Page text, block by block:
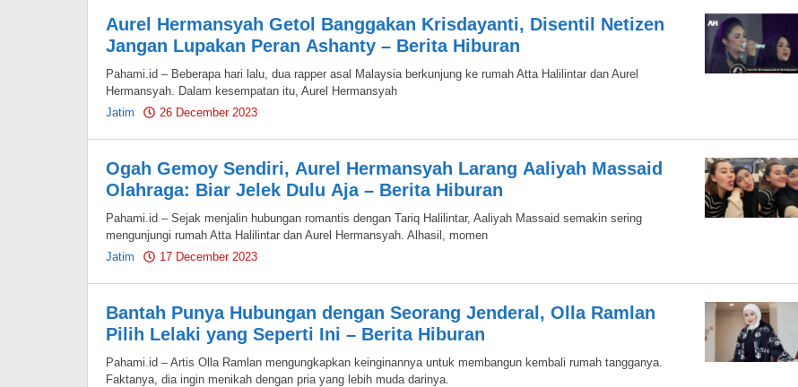
Aurel Hermansyah Getol Banggakan Krisdayanti, Disentil Netizen
Jangan Lupakan Peran Ashanty – Berita Hiburan
Pahami.id – Beberapa hari lalu, dua rapper asal Malaysia berkunjung ke rumah Atta Halilintar dan Aurel
Hermansyah. Dalam kesempatan itu, Aurel Hermansyah
Jatim
26 December 2023
Ogah Gemoy Sendiri, Aurel Hermansyah Larang Aaliyah Massaid
Olahraga: Biar Jelek Dulu Aja – Berita Hiburan
Pahami.id – Sejak menjalin hubungan romantis dengan Tariq Halilintar, Aaliyah Massaid semakin sering
mengunjungi rumah Atta Halilintar dan Aurel Hermansyah. Alhasil, momen
Jatim
17 December 2023
Bantah Punya Hubungan dengan Seorang Jenderal, Olla Ramlan
Pilih Lelaki yang Seperti Ini – Berita Hiburan
Pahami.id – Artis Olla Ramlan mengungkapkan keinginannya untuk membangun kembali rumah tangganya.
Faktanya, dia ingin menikah dengan pria yang lebih muda darinya.